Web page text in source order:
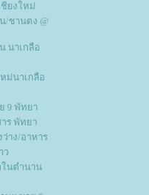
ยงใหม่
/ชานตง @
นาเกลือ
ม่นาเกลือ
9 พัทยา
ร พัทยา
าง/อาหาร
ว
นตำนาน